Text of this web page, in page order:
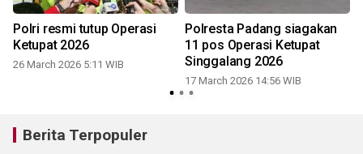
Polri resmi tutup Operasi
Ketupat 2026
26 March 2026 5:11 WIB
Polresta Padang siagakan
11 pos Operasi Ketupat
Singgalang 2026
17 March 2026 14:56 WIB
Berita Terpopuler